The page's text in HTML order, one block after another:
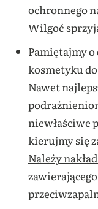
ochronnego
Wilgoć
Pamiętajmy
kosmetyku
Nawet
niewłaściwe
kierujmy się
Należy